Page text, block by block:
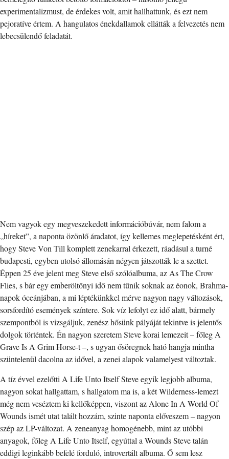
experimentalizmust, de érdekes volt, amit hallhattunk, és ezt nem
pejoratíve értem. A hangulatos énekdallamok ellátták a felvezetés nem
lebecsülendő feladatát.
Nem vagyok egy megveszekedett információbúvár, nem falom a
„híreket”, a naponta özönlő áradatot, így kellemes meglepetésként ért,
hogy Steve Von Till komplett zenekarral érkezett, ráadásul a turné
budapesti, egyben utolsó állomásán négyen játszották le a szettet.
Éppen 25 éve jelent meg Steve első szólóalbuma, az As The Crow
Flies, s bár egy emberöltőnyi idő nem tűnik soknak az éonok, Brahma-
napok óceánjában, a mi léptékünkkel mérve nagyon nagy változások,
sorsfordító események színtere. Sok víz lefolyt ez idő alatt, bármely
szempontból is vizsgáljuk, zenész hősünk pályáját tekintve is jelentős
dolgok történtek. Én nagyon szeretem Steve korai lemezeit – főleg A
Grave Is A Grim Horse-t –, s ugyan ősöregnek ható hangja mintha
szüntelenül dacolna az idővel, a zenei alapok valamelyest változtak.
A tíz évvel ezelőtti A Life Unto Itself Steve egyik legjobb albuma,
nagyon sokat hallgattam, s hallgatom ma is, a két Wilderness-lemezt
még nem veséztem ki kellőképpen, viszont az Alone In A World Of
Wounds ismét utat talált hozzám, szinte naponta előveszem – nagyon
szép az LP-változat. A zeneanyag homogénebb, mint az utóbbi
anyagok, főleg A Life Unto Itself, egyúttal a Wounds Steve talán
eddigi leginkább befelé forduló, introvertált albuma. Ő sem lesz